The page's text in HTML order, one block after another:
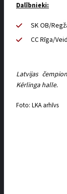
Dalībnieki:
SK OB/
CC Rīga/
Latvijas
Kērlinga halle.
Foto: LKA arhīvs